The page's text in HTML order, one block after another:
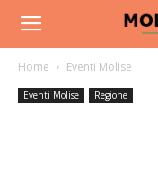
Home Eventi Molise
Eventi Molise Regione